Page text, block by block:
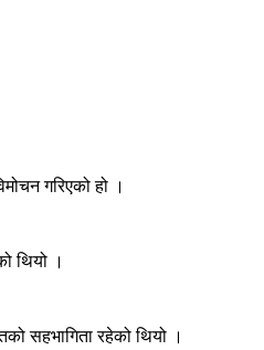
गरिएको हो ।
थियो ।
सहभागिता रहेको थियो ।